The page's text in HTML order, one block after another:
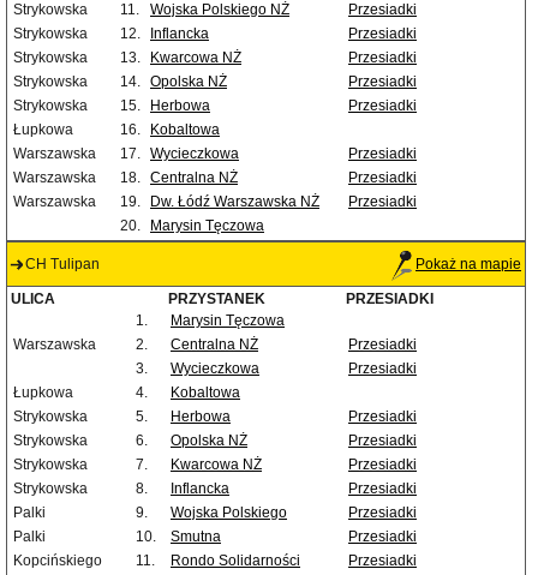
Strykowska
11. Wojska Polskiego NŻ
Przesiadki
Strykowska
12. Inflancka
Przesiadki
Strykowska
13. Kwarcowa NŻ
Przesiadki
Strykowska
14. Opolska NŻ
Przesiadki
Strykowska
15. Herbowa
Przesiadki
Łupkowa
16.
Kobaltowa
Warszawska
17. Wycieczkowa
Przesiadki
Warszawska
18. Centralna NŻ
Przesiadki
Warszawska
19. Dw. Łódź Warszawska NŻ
Przesiadki
20.
Marysin Tęczowa
CH Tulipan Pokaż na mapie
ULICA PRZYSTANEK
PRZESIADKI
1.
Marysin Tęczowa
Warszawska
2. Centralna NŻ
Przesiadki
3.
Wycieczkowa
Przesiadki
Łupkowa
4.
Kobaltowa
Strykowska
5. Herbowa
Przesiadki
Strykowska
6. Opolska NŻ
Przesiadki
Strykowska
7. Kwarcowa NŻ
Przesiadki
Strykowska
8. Inflancka
Przesiadki
Palki
9. Wojska Polskiego
Przesiadki
Palki
10. Smutna
Przesiadki
Kopcińskiego
11. Rondo Solidarności Przesiadki